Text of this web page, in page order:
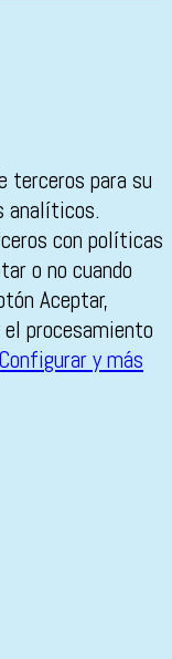
terceros para su
analíticos.
con políticas
o no cuando
Aceptar,
procesamiento
Configurar y más